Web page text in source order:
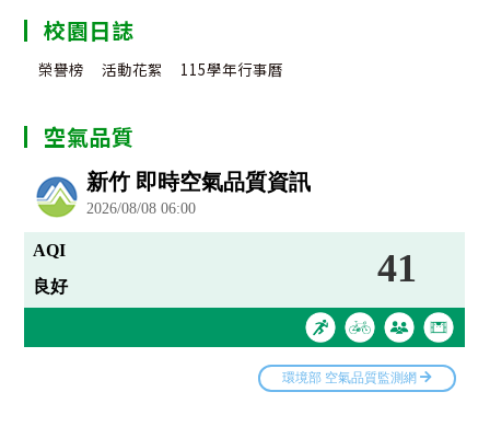
校園日誌
榮譽榜 活動花絮 115學年行事曆
空氣品質